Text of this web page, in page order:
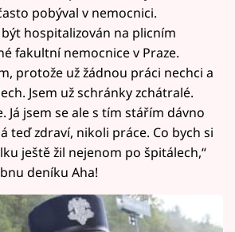
pobýval v nemocnici.
hospitalizován na plicním
fakultní nemocnice v Praze.
protože už žádnou práci nechci a
Jsem už schránky zchátralé.
Já jsem se ale s tím stářím dávno
teď zdraví, nikoli práce. Co bych si
ještě žil nejenom po špitálech,“
deníku Aha!